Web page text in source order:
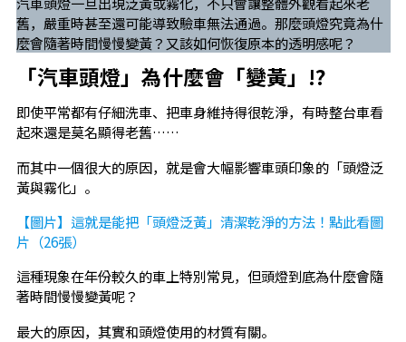
舊，嚴重時甚至還可能導致驗車無法通過。那麼頭燈究竟為什
麼會隨著時間慢慢變黃？又該如何恢復原本的透明感呢？
「汽車頭燈」為什麼會「變黃」!?
即使平常都有仔細洗車、把車身維持得很乾淨，有時整台車看
起來還是莫名顯得老舊……
而其中一個很大的原因，就是會大幅影響車頭印象的「頭燈泛
黃與霧化」。
【圖片】這就是能把「頭燈泛黃」清潔乾淨的方法！點此看圖
片（26張）
這種現象在年份較久的車上特別常見，但頭燈到底為什麼會隨
著時間慢慢變黃呢？
最大的原因，其實和頭燈使用的材質有關。